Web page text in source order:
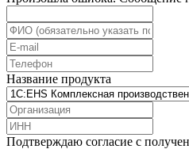
Название продукта
Подтверждаю согласие с